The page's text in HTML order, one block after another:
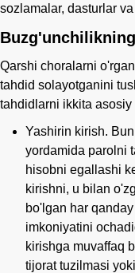
sozlamalar, dasturlar
Qarshi choralarni
tahdid solayotganini
tahdidlarni ikkita
Yashirin kirish.
yordamida parolni
hisobni egallashi
kirishni, u bilan
bo'lgan har
imkoniyatini
kirishga muvaffaq
tijorat tuzilmasi